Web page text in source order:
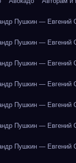
Пушкин — Евгений
Пушкин — Евгений
Пушкин — Евгений
Пушкин — Евгений
Пушкин — Евгений
Пушкин — Евгений
Пушкин — Евгений